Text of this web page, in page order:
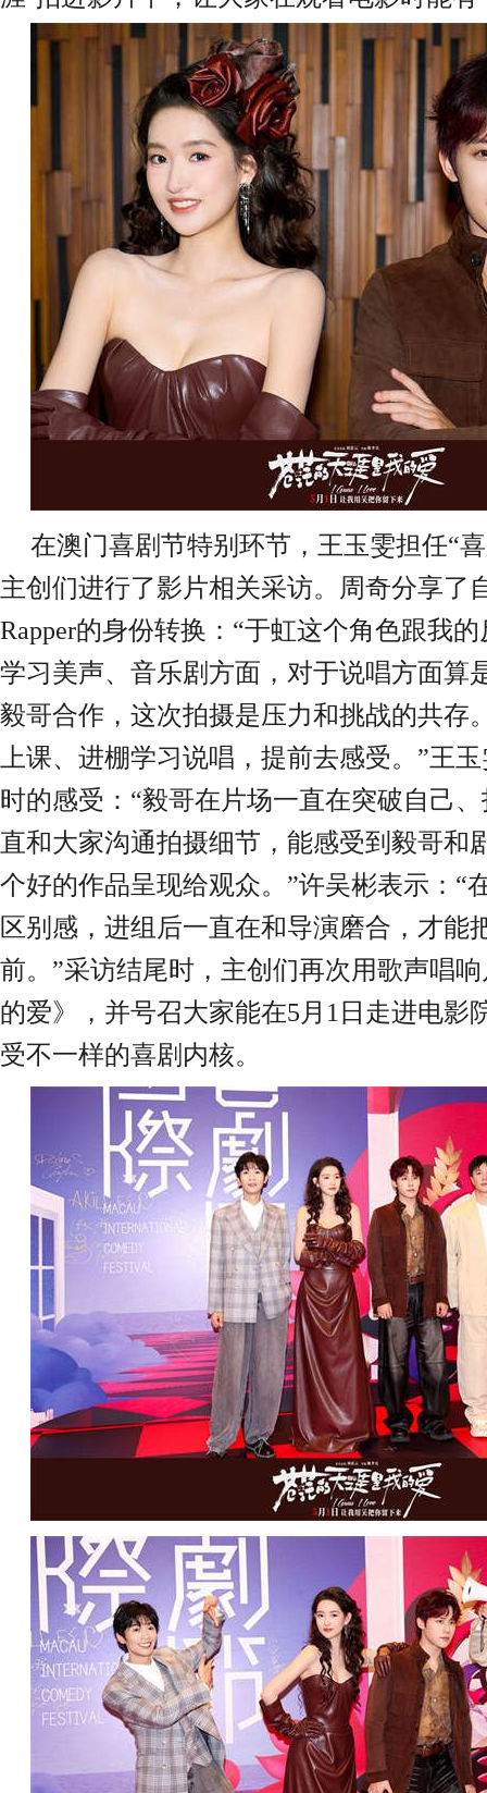
在澳门喜剧节特别环节，王玉雯担任“
主创们进行了影片相关采访。周奇分享了
Rapper的身份转换：“于虹这个角色跟我
学习美声、音乐剧方面，对于说唱方面算
毅哥合作，这次拍摄是压力和挑战的共存
上课、进棚学习说唱，提前去感受。”王
时的感受：“毅哥在片场一直在突破自己
直和大家沟通拍摄细节，能感受到毅哥和
个好的作品呈现给观众。”许吴彬表示：“
区别感，进组后一直在和导演磨合，才能
前。”采访结尾时，主创们再次用歌声唱
的爱》，并号召大家能在5月1日走进电影
受不一样的喜剧内核。